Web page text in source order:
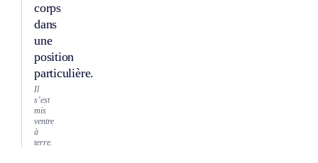
corps
dans
une
position
particulière.
Il
s’est
mis
ventre
à
terre.